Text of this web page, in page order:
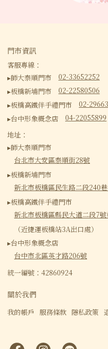
門市資訊
客服專線：
▸師大泰順門市 02-33652252
▸板橋新埔門市 02-22580506
▸板橋高鐵伴手禮門市 02-
▸台中形象概念店 04-22055899
地址：
▸師大泰順門市
台北市大安區泰順街28號
▸板橋新埔門市
新北市板橋區民生路二段240
▸板橋高鐵伴手禮門市
新北市板橋區縣民大道二段7
（近捷運板橋站3A出口處）
▸台中形象概念店
台中市北區英才路206號
統一編號：42860924
關於我們
我的帳戶 服務條款 隱私政策